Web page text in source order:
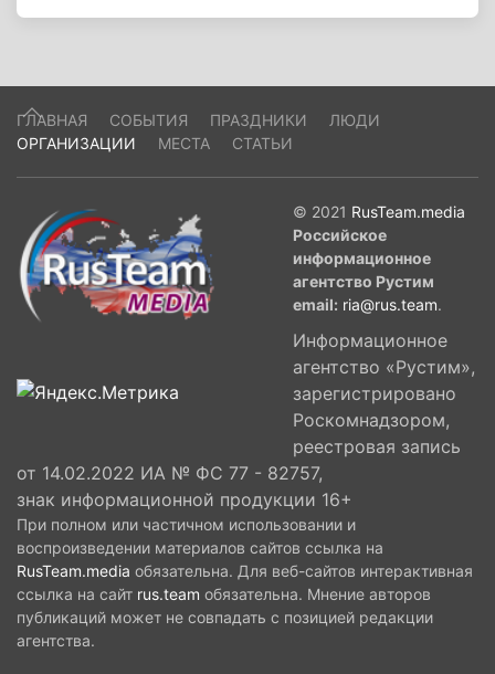
ГЛАВНАЯ СОБЫТИЯ ПРАЗДНИКИ
ЛЮДИ
ОРГАНИЗАЦИИ
МЕСТА СТАТЬИ
© 2021 RusTeam.media
Российское
информационное
агентство Рустим
email: ria@rus.team.
Информационное
агентство «Рустим»,
зарегистрировано
Роскомнадзором,
реестровая запись
от 14.02.2022 ИА № ФС 77 - 82757,
знак информационной продукции 16+
При полном или частичном использовании и
воспроизведении материалов сайтов ссылка на
RusTeam.media обязательна. Для веб-сайтов интерактивная
ссылка на сайт rus.team обязательна. Мнение авторов
публикаций может не совпадать с позицией редакции
агентства.